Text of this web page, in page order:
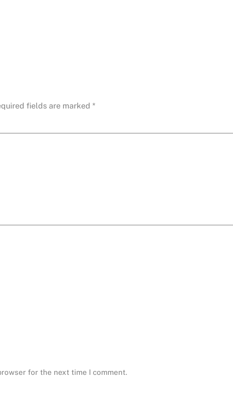
fields are marked *
for the next time I comment.